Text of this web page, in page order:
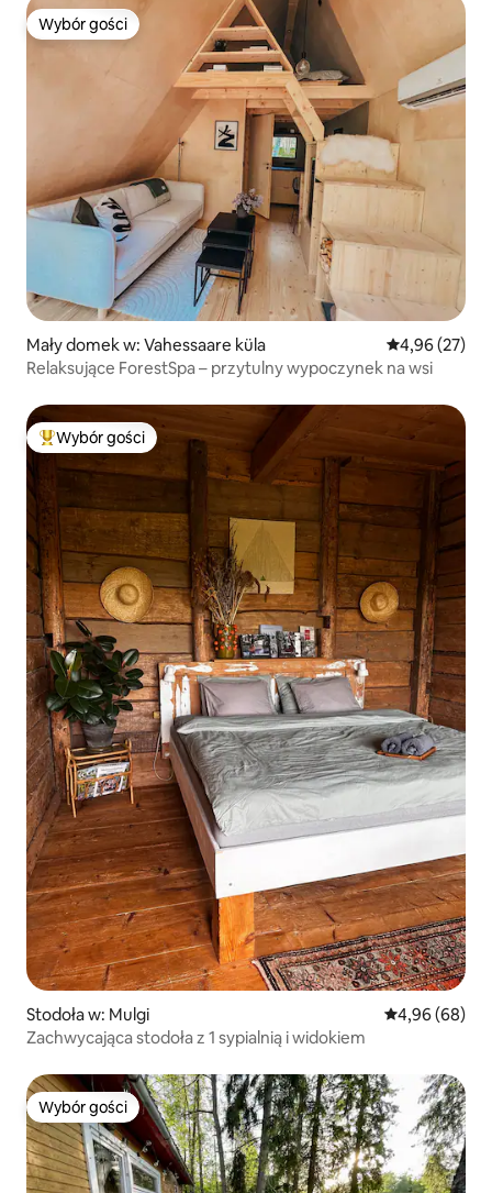
Wybór gości
Wybór gości
Mały domek w: Vahessaare küla Średnia
4,96 (27)
Relaksujące ForestSpa – przytulny wypoczynek na wsi
Najpopularniejsze z kategorii Wybór gości
Wybór gości
Stodoła w: Mulgi Średnia
4,96 (68)
Zachwycająca stodoła z 1 sypialnią i widokiem
Wybór gości
Wybór gości